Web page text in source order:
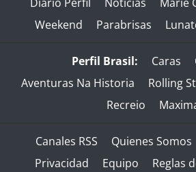
Weekend
Parabrisas
Perfil Brasil: Caras
Aventuras Na Historia
Rolling
Recreio
Canales RSS Quienes Somos
Privacidad
Equipo
Reglas